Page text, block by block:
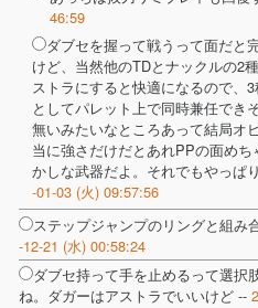
46:59
ダブセを握って戦うって面だと
けど、当然他のTDとナックルの2
ストラにすると快適になるので、
としてパレット上で同時兼任でき
無いみたいなところあって結局オ
当に強さだけだとあれPPの面め
かしな武器だよ。それでもやっぱ
-01-03 (火) 09:57:56
ステップジャンプのリングと組み
-12-21 (水) 00:58:24
ダブセ持って手を止めるって選択
ね。ダガーはアストラでいいけど --